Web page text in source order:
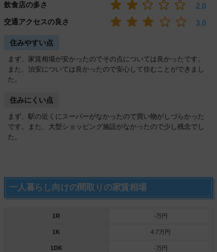
飲食店の多さ
2.0
交通アクセスの良さ
3.0
住みやすい点
まず、家賃相場が安かったのでその点については良かったです。
また、治安については良かったので安心して住むことができまし
た。
住みにくい点
まず、駅の近くにスーパーがなかったので買い物がしづらかった
です。また、大型ショッピング施設がなかったので少し残念でし
た。
一人暮らし向けの間取りの家賃相場
1R -万円
1K 4.7万円
1DK -万円